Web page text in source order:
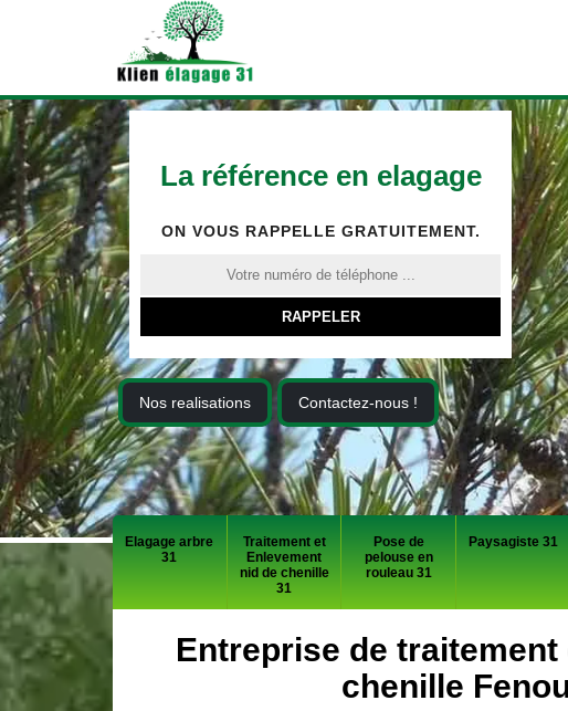
La référence en elagage
ON VOUS RAPPELLE GRATUITEMENT.
Nos realisations Contactez-nous !
Elagage arbre
31
Traitement et
Enlevement
nid de chenille
31
Pose de
pelouse en
rouleau 31
Paysagiste 31
Entreprise de
chenille